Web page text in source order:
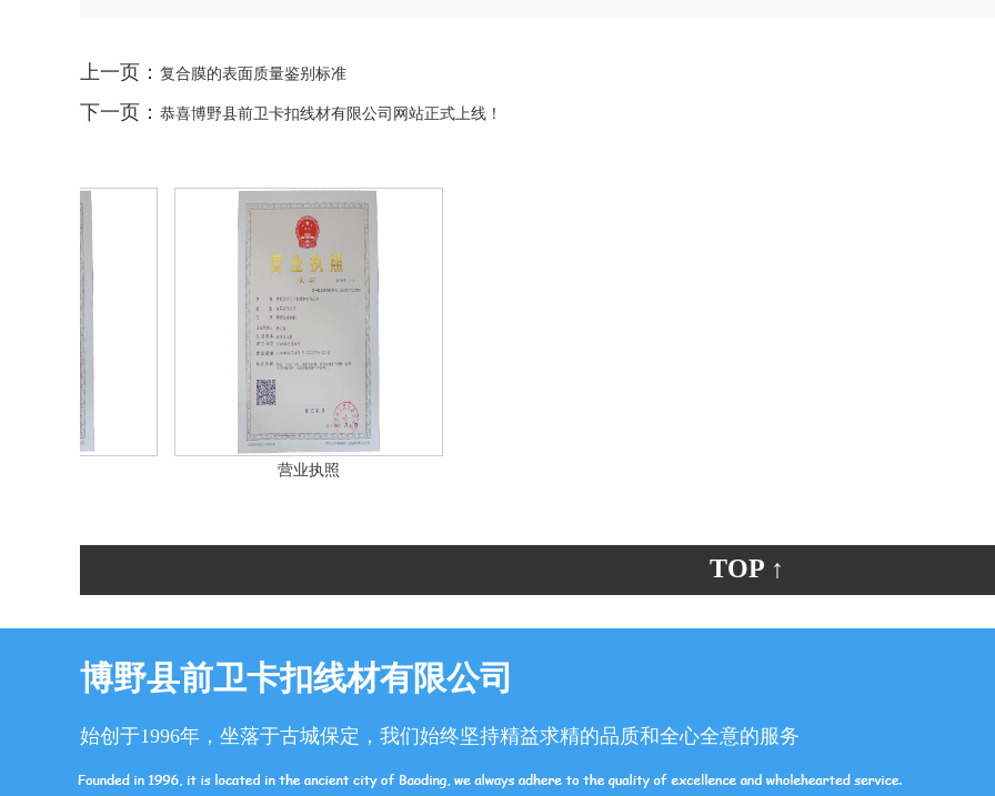
上一页： 复合膜的表面质量鉴别标准
下一页： 恭喜博野县前卫卡扣线材有限公司网站正式上线！
营业执照
TOP ↑
博野县前卫卡扣线材有限公司
始创于1996年，坐落于古城保定，我们始终坚持精益求精的品质和全心全意的服务